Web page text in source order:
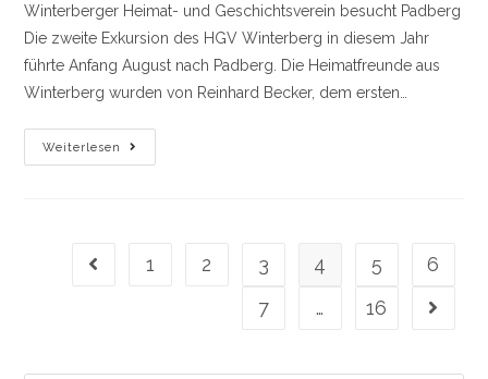
Winterberger Heimat- und Geschichtsverein besucht Padberg
Die zweite Exkursion des HGV Winterberg in diesem Jahr
führte Anfang August nach Padberg. Die Heimatfreunde aus
Winterberg wurden von Reinhard Becker, dem ersten…
Weiterlesen
Die
Padberger
Gehe zur vorherigen Seite
1 2 3 4 5
6
7
… 16 Gehe